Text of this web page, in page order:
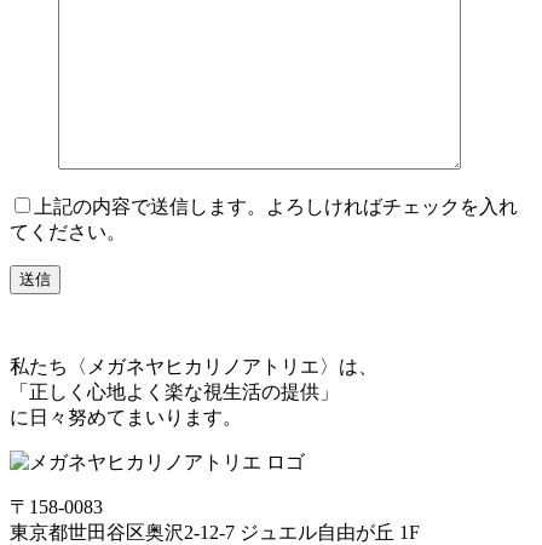
上記の内容で送信します。よろしければチェックを入れ
てください。
私たち〈メガネヤヒカリノアトリエ〉は、
「正しく心地よく楽な視生活の提供」
に日々努めてまいります。
〒158-0083
東京都世田谷区奥沢2-12-7 ジュエル自由が丘 1F